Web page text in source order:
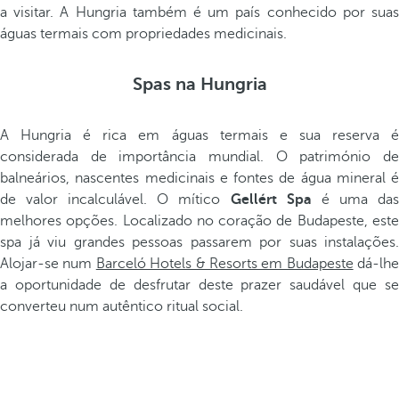
a visitar. A Hungria também é um país conhecido por suas
águas termais com propriedades medicinais.
Spas na Hungria
A Hungria é rica em águas termais e sua reserva é
considerada de importância mundial. O património de
balneários, nascentes medicinais e fontes de água mineral é
de valor incalculável. O mítico Gellért Spa é uma das
melhores opções. Localizado no coração de Budapeste, este
spa já viu grandes pessoas passarem por suas instalações.
Alojar-se num Barceló Hotels & Resorts em Budapeste dá-lhe
a oportunidade de desfrutar deste prazer saudável que se
converteu num autêntico ritual social.